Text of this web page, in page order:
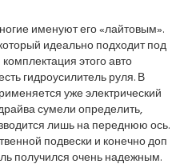
именуют его «лайтовым».
идеально подходит под
этого авто
гидроусилитель руля. В
уже электрический
сумели определить,
лишь на переднюю ось.
подвески и конечно доп
получился очень надежным.